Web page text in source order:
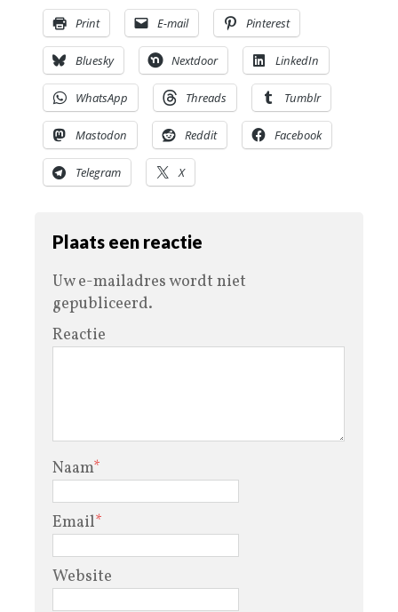
Print E-mail Pinterest
Bluesky Nextdoor LinkedIn
WhatsApp Threads Tumblr
Mastodon Reddit Facebook
Telegram X
Plaats een reactie
Uw e-mailadres wordt niet
gepubliceerd.
Reactie
Naam*
Email*
Website